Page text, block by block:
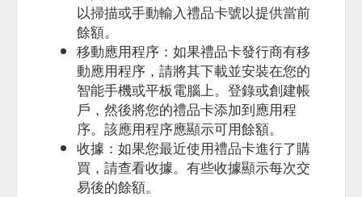
以掃描或手動輸入禮品卡號以提供當前
餘額。
移動應用程序：如果禮品卡發行商有移
動應用程序，請將其下載並安裝在您的
智能手機或平板電腦上。登錄或創建帳
戶，然後將您的禮品卡添加到應用程
序。該應用程序應顯示可用餘額。
收據：如果您最近使用禮品卡進行了購
買，請查看收據。有些收據顯示每次交
易後的餘額。